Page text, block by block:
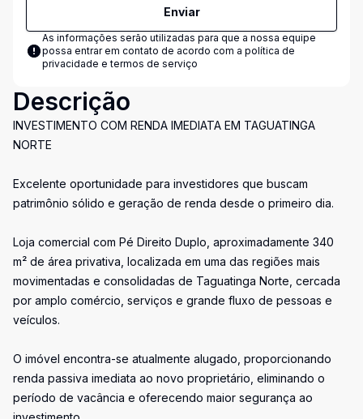
Enviar
As informações serão utilizadas para que a nossa equipe
possa entrar em contato de acordo com a política de
privacidade e termos de serviço
Descrição
INVESTIMENTO COM RENDA IMEDIATA EM TAGUATINGA
NORTE
Excelente oportunidade para investidores que buscam
patrimônio sólido e geração de renda desde o primeiro dia.
Loja comercial com Pé Direito Duplo, aproximadamente 340
m² de área privativa, localizada em uma das regiões mais
movimentadas e consolidadas de Taguatinga Norte, cercada
por amplo comércio, serviços e grande fluxo de pessoas e
veículos.
O imóvel encontra-se atualmente alugado, proporcionando
renda passiva imediata ao novo proprietário, eliminando o
período de vacância e oferecendo maior segurança ao